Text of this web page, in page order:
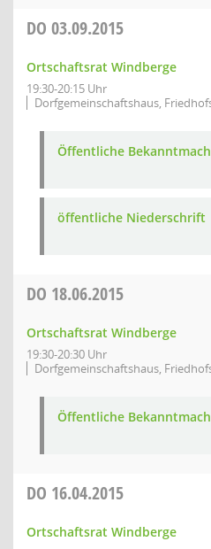
DO 03.09.2015
Ortschaftsrat Windberge
19:30-20:15 Uhr
Dorfgemeinschaftshaus,
Öffentliche
öffentliche Niederschrift
DO 18.06.2015
Ortschaftsrat Windberge
19:30-20:30 Uhr
Dorfgemeinschaftshaus,
Öffentliche
DO 16.04.2015
Ortschaftsrat Windberge